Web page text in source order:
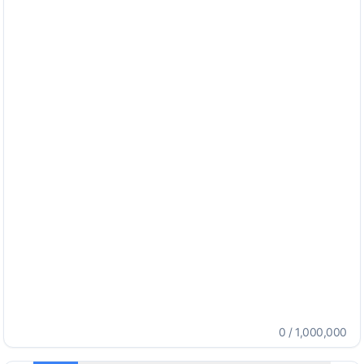
0 / 1,000,000